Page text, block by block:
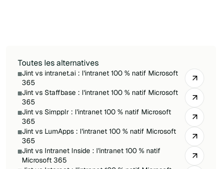
Toutes les alternatives
Jint vs intranet.ai : l'intranet 100 % natif Microsoft
365
Jint vs Staffbase : l'intranet 100 % natif Microsoft
365
Jint vs Simpplr : l'intranet 100 % natif Microsoft
365
Jint vs LumApps : l'intranet 100 % natif Microsoft
365
Jint vs Intranet Inside : l'intranet 100 % natif
Microsoft 365